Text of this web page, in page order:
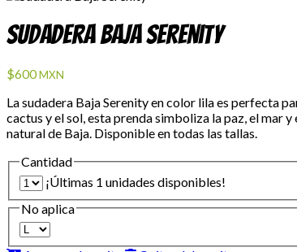
Sudadera Baja Serenity
$600MXN
La sudadera Baja Serenity en color lila es perfecta
cactus y el sol, esta prenda simboliza la paz, el mar
natural de Baja. Disponible en todas las tallas.
Cantidad
¡Últimas 1 unidades disponibles!
No aplica